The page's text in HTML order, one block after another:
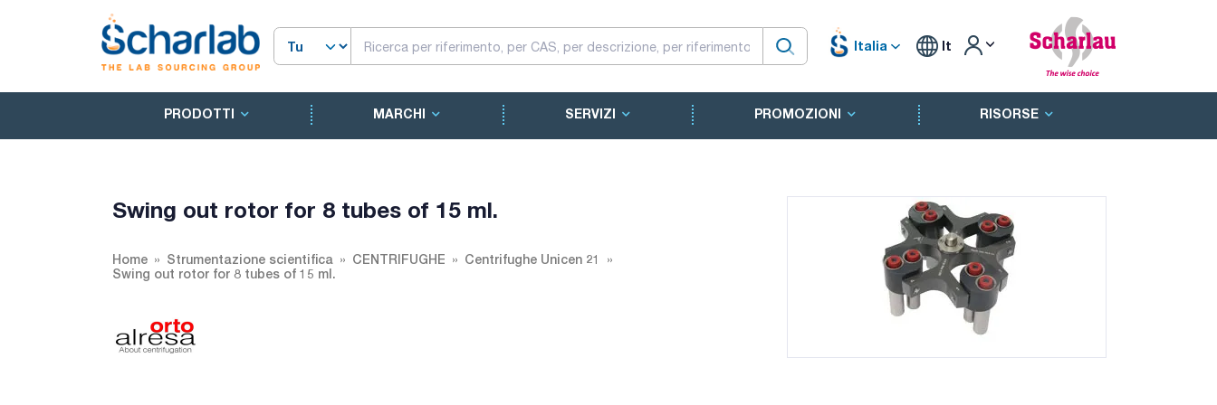
Italia It
PRODOTTI MARCHI SERVIZI PROMOZIONI RISORSE
Swing out rotor for 8 tubes of 15 ml.
Home Strumentazione scientifica CENTRIFUGHE
Centrifughe Unicen 21
Swing out rotor for 8 tubes of 15 ml.